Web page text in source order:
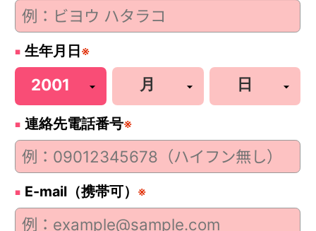
生年月日 ※
連絡先電話番号※
E-mail（携帯可） ※